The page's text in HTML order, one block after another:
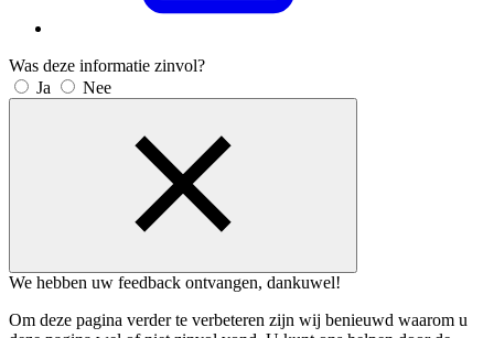
Was deze informatie zinvol?
Ja
Nee
We hebben uw feedback ontvangen, dankuwel!
Om deze pagina verder te verbeteren zijn wij benieuwd waarom u